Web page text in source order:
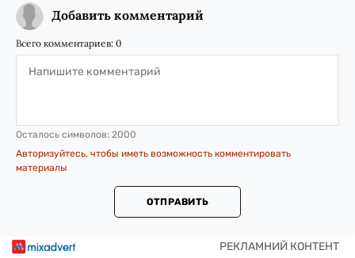
Добавить комментарий
Всего комментариев: 0
Осталось символов: 2000
Авторизуйтесь, чтобы иметь возможность комментировать
материалы
ОТПРАВИТЬ